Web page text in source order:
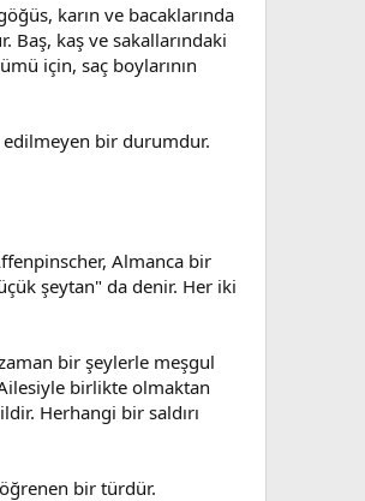
karın ve bacaklarında
kaş ve sakallarındaki
için, saç boylarının
edilmeyen bir durumdur.
Almanca bir
şeytan" da denir. Her iki
bir şeylerle meşgul
birlikte olmaktan
Herhangi bir saldırı
bir türdür.